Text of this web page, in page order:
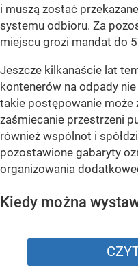
i muszą zostać
systemu odbioru. Za
miejscu grozi mandat do
Jeszcze kilkanaście lat
kontenerów na odpady
takie postępowanie
zaśmiecanie przestrzeni
również wspólnot i
pozostawione gabaryty
organizowania
Kiedy można